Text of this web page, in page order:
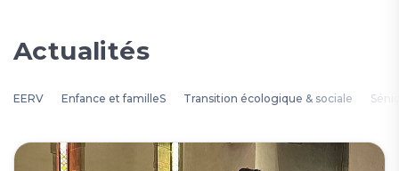
Actualités
EERV Enfance et familleS Transition écologique & sociale